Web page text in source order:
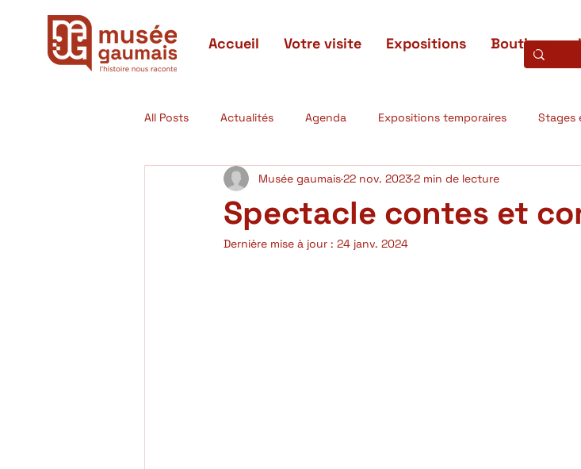
Accueil Votre visite Expositions Boutique
All Posts Actualités Agenda Expositions temporaires Stages
Actualités passées Expositions terminées Projets scientifiques
Spectacle contes et
Musée gaumais22 nov. 20232 min de lecture
Dernière mise à jour : 24 janv. 2024